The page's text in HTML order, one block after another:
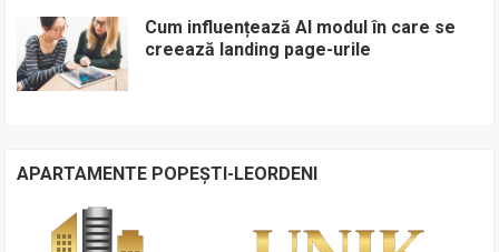
Cum influențează AI modul în care se
creează landing page-urile
APARTAMENTE POPEȘTI-LEORDENI